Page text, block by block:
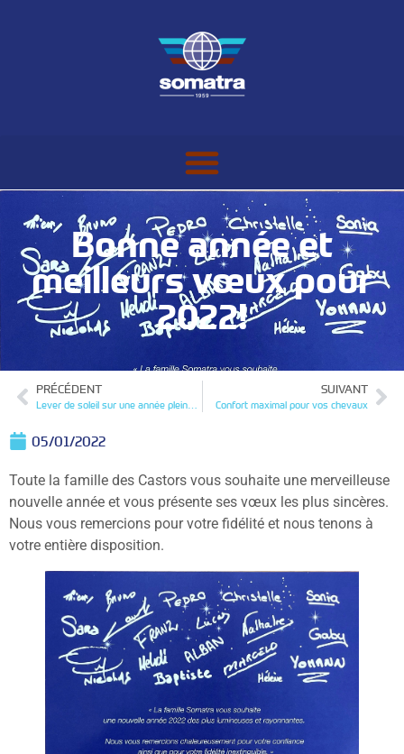
Bonne année et
meilleurs vœux pour
2022!
PRÉCÉDENT
Lever de soleil sur une année pleine de challenges
SUIVANT
Confort maximal pour vos chevaux
05/01/2022
Toute la famille des Castors vous souhaite une merveilleuse
nouvelle année et vous présente ses vœux les plus sincères.
Nous vous remercions pour votre fidélité et nous tenons à
votre entière disposition.